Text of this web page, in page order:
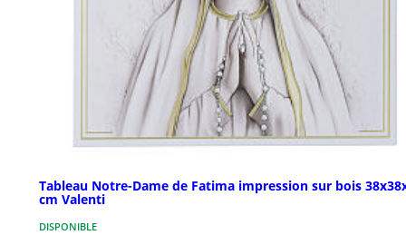
Tableau Notre-Dame de Fatima impression sur bois
cm Valenti
DISPONIBLE